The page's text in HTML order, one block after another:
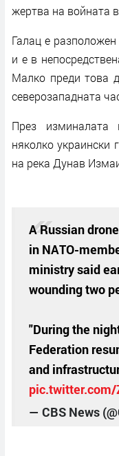
жертва на войната
Галац е
и е в
Малко преди това
северозападната
През
няколко украински
на река Дунав
A Russian
in NATO-
ministry said
wounding two
"During the
Federation
and
pic.twitter.com/
— CBS News